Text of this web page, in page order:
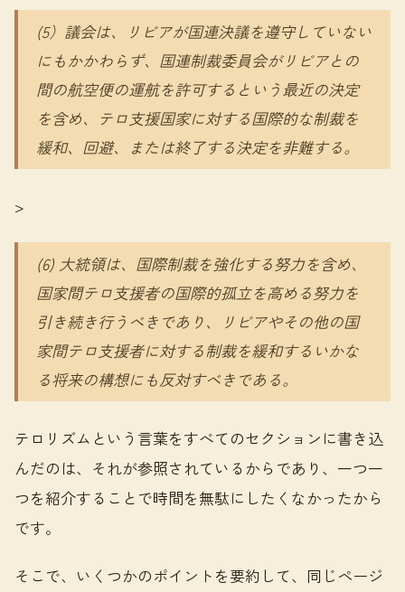
(5）議会は、リビアが国連決議を遵守していない
にもかかわらず、国連制裁委員会がリビアとの
間の航空便の運航を許可するという最近の決定
を含め、テロ支援国家に対する国際的な制裁を
緩和、回避、または終了する決定を非難する。
>
(6) 大統領は、国際制裁を強化する努力を含め、
国家間テロ支援者の国際的孤立を高める努力を
引き続き行うべきであり、リビアやその他の国
家間テロ支援者に対する制裁を緩和するいかな
る将来の構想にも反対すべきである。
テロリズムという言葉をすべてのセクションに書き込
んだのは、それが参照されているからであり、一つ一
つを紹介することで時間を無駄にしたくなかったから
です。
そこで、いくつかのポイントを要約して、同じページ